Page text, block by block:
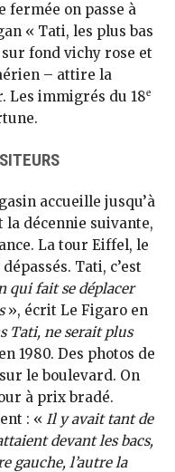
fermée on passe à
« Tati, les plus bas
fond vichy rose et
– attire la
Les immigrés du 18e
accueille jusqu’à
décennie suivante,
La tour Eiffel, le
Tati, c’est
qui fait se déplacer
», écrit Le Figaro en
Tati, ne serait plus
1980. Des photos de
le boulevard. On
à prix bradé.
: « Il y avait tant de
devant les bacs,
gauche, l’autre la